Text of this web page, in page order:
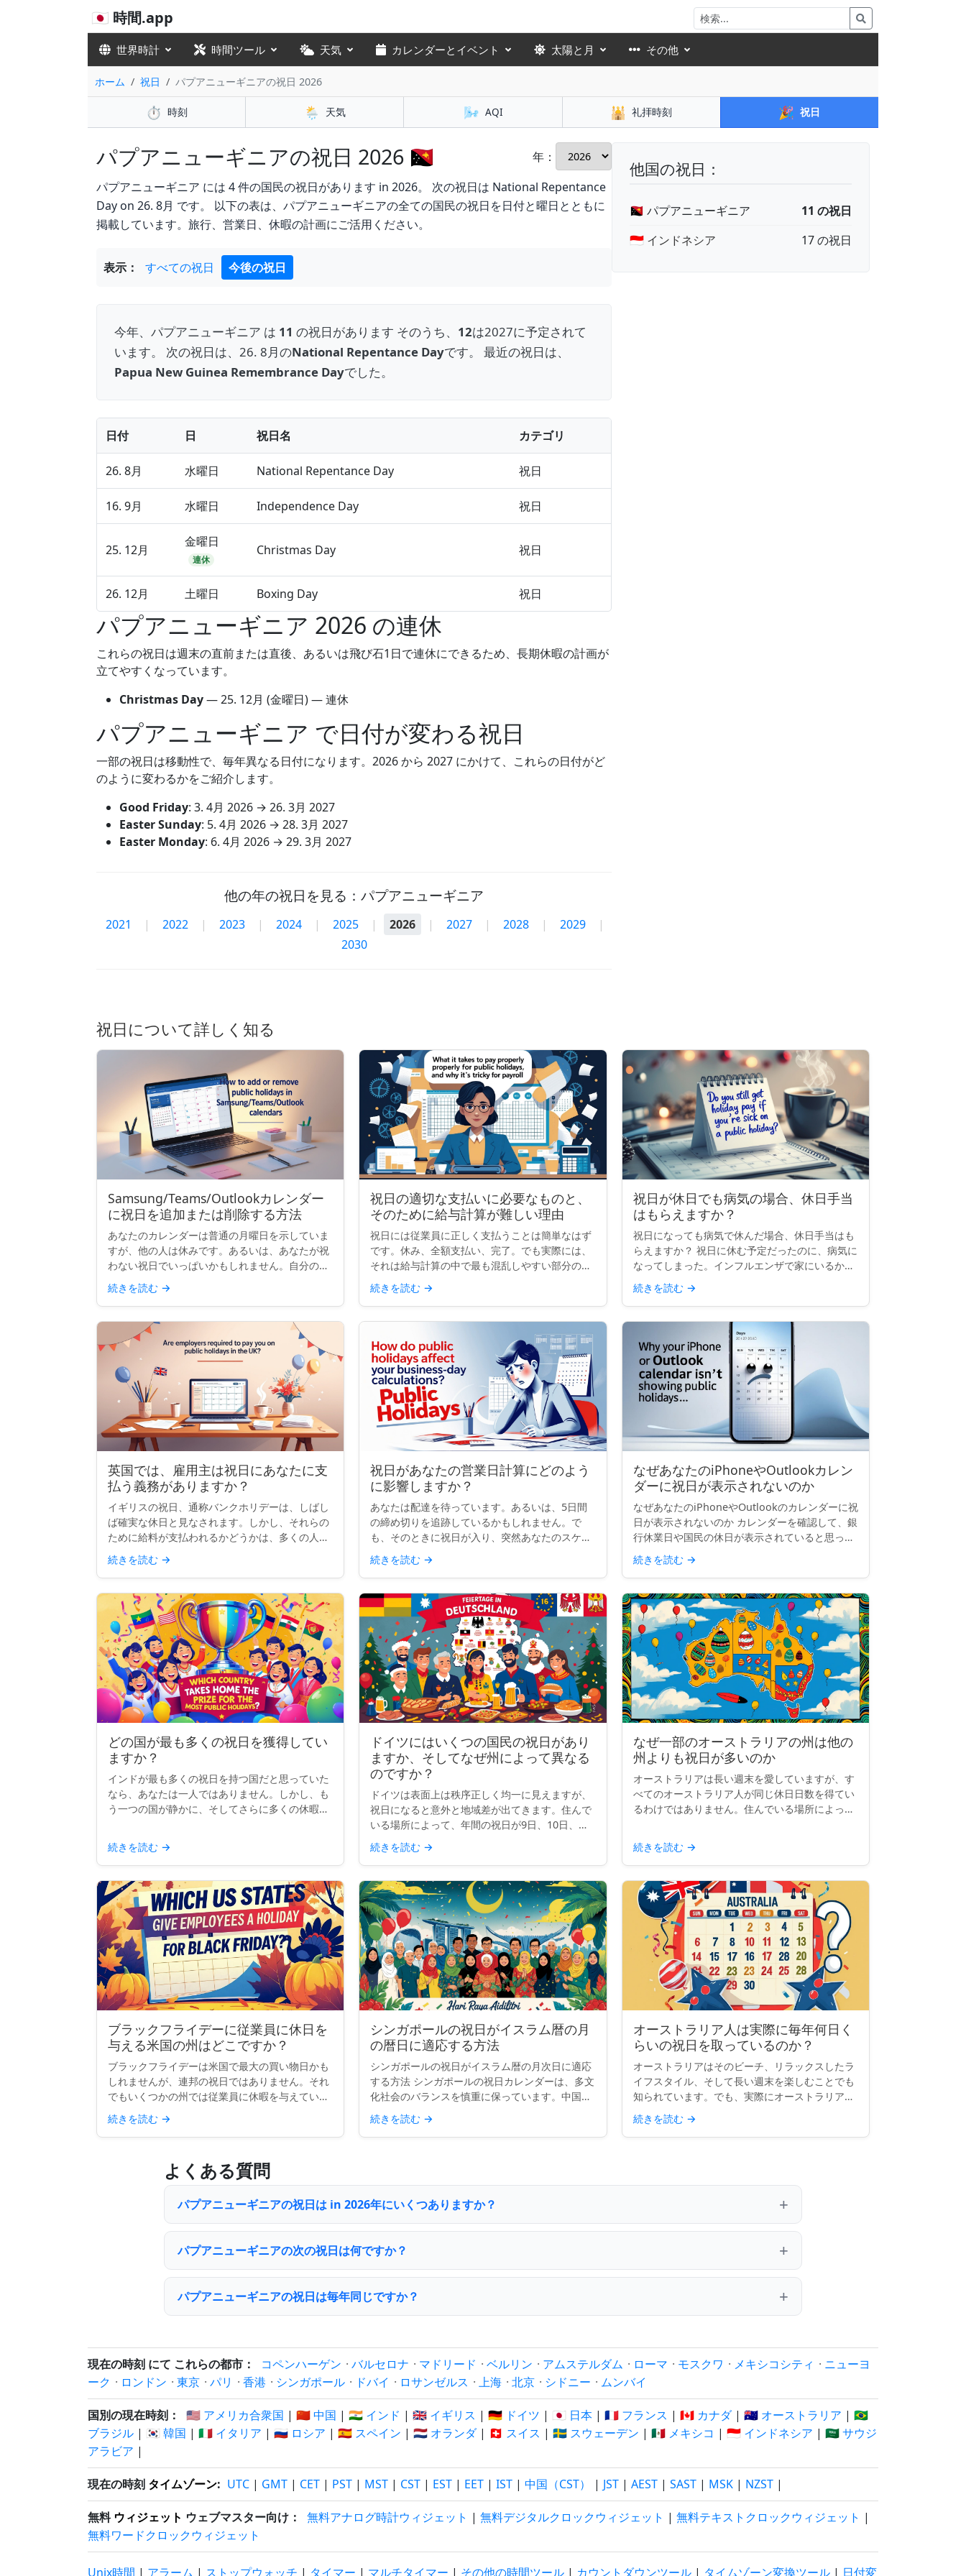
🇯🇵 時間.app
世界時計 時間ツール 天気 カレンダーとイベント 太陽と月 その他
ホーム 祝日 パプアニューギニアの祝日 2026
⏱️ 時刻 🌦️ 天気 🌬️ AQI 🕌 礼拝時刻 🎉 祝日
パプアニューギニアの祝日 2026 🇵🇬
年：
パプアニューギニア には 4 件の国民の祝日があります in 2026。 次の祝日は National Repentance
Day on 26. 8月 です。 以下の表は、パプアニューギニアの全ての国民の祝日を日付と曜日とともに
掲載しています。旅行、営業日、休暇の計画にご活用ください。
表示： すべての祝日 今後の祝日
今年、パプアニューギニア は 11 の祝日があります そのうち、 12は2027に予定されて
います。 次の祝日は、26. 8月のNational Repentance Dayです。 最近の祝日は、
Papua New Guinea Remembrance Dayでした。
日付 日 祝日名 カテゴリ
26. 8月 水曜日 National Repentance Day 祝日
16. 9月 水曜日 Independence Day 祝日
25. 12月
金曜日
連休
Christmas Day 祝日
26. 12月 土曜日 Boxing Day 祝日
パプアニューギニア 2026 の連休
これらの祝日は週末の直前または直後、あるいは飛び石1日で連休にできるため、長期休暇の計画が
立てやすくなっています。
Christmas Day—25. 12月 (金曜日) — 連休
パプアニューギニア で日付が変わる祝日
一部の祝日は移動性で、毎年異なる日付になります。2026 から 2027 にかけて、これらの日付がど
のように変わるかをご紹介します。
Good Friday: 3. 4月 2026 → 26. 3月 2027
Easter Sunday: 5. 4月 2026 → 28. 3月 2027
Easter Monday: 6. 4月 2026 → 29. 3月 2027
他の年の祝日を見る：パプアニューギニア
2021 | 2022 | 2023 | 2024 | 2025 | 2026 | 2027 | 2028 | 2029
|
2030
他国の祝日：
🇵🇬 パプアニューギニア
11 の祝日
🇮🇩 インドネシア
17 の祝日
祝日について詳しく知る
Samsung/Teams/Outlookカレンダー
に祝日を追加または削除する方法
あなたのカレンダーは普通の月曜日を示していま
すが、他の人は休みです。あるいは、あなたが祝
わない祝日でいっぱいかもしれません。自分の国
の祝日を追加したり、不要な祝日を整理したりす
る場合、多くの主要なカレンダーでは表示内容を
カスタマイズできます...
続きを読む →
祝日の適切な支払いに必要なものと、
そのために給与計算が難しい理由
祝日には従業員に正しく支払うことは簡単なはず
です。休み、全額支払い、完了。でも実際には、
それは給与計算の中で最も混乱しやすい部分の一
つです。契約、勤務時間、祝日ルールが異なる
と、単一の祝日でもコンプライアンスの頭痛の種
になり得ます。小規模な...
続きを読む →
祝日が休日でも病気の場合、休日手当
はもらえますか？
祝日になっても病気で休んだ場合、休日手当はも
らえますか？ 祝日に休む予定だったのに、病気に
なってしまった。インフルエンザで家にいるか、
病院にいるかもしれません。その祝日の給料はも
らえますか？これはよくある質問で、答えはあな
たの働いている場所...
続きを読む →
英国では、雇用主は祝日にあなたに支
払う義務がありますか？
イギリスの祝日、通称バンクホリデーは、しばし
ば確実な休日と見なされます。しかし、それらの
ために給料が支払われるかどうかは、多くの人が
思うほど明確ではありません。実際には、支払わ
れるかどうか、または休みがもらえるかどうか
は、完全にあなたの契約...
続きを読む →
祝日があなたの営業日計算にどのよう
に影響しますか？
あなたは配達を待っています。あるいは、5日間
の締め切りを追跡しているかもしれません。で
も、そのときに祝日が入り、突然あなたのスケジ
ュールが曖昧になります。その日もカウントされ
るのでしょうか？ビジネス日数の計算をすると
き、祝日はあなたが思って...
続きを読む →
なぜあなたのiPhoneやOutlookカレン
ダーに祝日が表示されないのか
なぜあなたのiPhoneやOutlookのカレンダーに祝
日が表示されないのか カレンダーを確認して、銀
行休業日や国民の休日が表示されていると思った
ら、空白になっていることがあります。「イース
ター・マンデー」も、「労働者の日」も、「独立
記念日...
続きを読む →
どの国が最も多くの祝日を獲得してい
ますか？
インドが最も多くの祝日を持つ国だと思っていた
なら、あなたは一人ではありません。しかし、も
う一つの国が静かに、そしてさらに多くの休暇を
民的行事が混ざり合ったネパールは、現在、世界
で最も多くの祝日を持...
続きを読む →
ドイツにはいくつの国民の祝日があり
ますか、そしてなぜ州によって異なる
のですか？
ドイツは表面上は秩序正しく均一に見えますが、
祝日になると意外と地域差が出てきます。住んで
いる場所によって、年間の祝日が9日、10日、ま
たは13日になることもあります。なぜでしょう
か？ クイックインサイト： ドイツには全国共通
の祝日が9日あり...
続きを読む →
なぜ一部のオーストラリアの州は他の
州よりも祝日が多いのか
オーストラリアは長い週末を愛していますが、す
べてのオーストラリア人が同じ休日日数を得てい
るわけではありません。住んでいる場所によっ
こともあります。では、何が起こっているのでし
ょうか？なぜ一部の...
続きを読む →
ブラックフライデーに従業員に休日を
与える米国の州はどこですか？
ブラックフライデーは米国で最大の買い物日かも
しれませんが、連邦の祝日ではありません。それ
でもいくつかの州では従業員に休暇を与えていま
す。伝統、リテールの狂乱、または感謝祭の延長
などの理由で、少なくとも公務員にとってブラッ
クフライデーを公式な...
続きを読む →
シンガポールの祝日がイスラム暦の月
の暦日に適応する方法
シンガポールの祝日がイスラム暦の月次日に適応
する方法 シンガポールの祝日カレンダーは、多文
化社会のバランスを慎重に保っています。中国
系、マレー系、インド系、西洋の伝統からの主要
な祝祭を含み、国の多様性を反映しています。し
かし、2つの祝日—ハ...
続きを読む →
オーストラリア人は実際に毎年何日く
らいの祝日を取っているのか？
オーストラリアはそのビーチ、リラックスしたラ
イフスタイル、そして長い週末を楽しむことでも
知られています。でも、実際にオーストラリア人
が祝日のおかげで何日休めるのかはどうでしょう
か？単純な質問のように思えますが、答えは思っ
ているほど明確ではあ...
続きを読む →
よくある質問
パプアニューギニアの祝日は in 2026年にいくつありますか？
パプアニューギニアの次の祝日は何ですか？
パプアニューギニアの祝日は毎年同じですか？
現在の時刻 にて これらの都市： コペンハーゲン · バルセロナ · マドリード · ベルリン · アムステルダム · ローマ · モスクワ · メキシコシティ · ニューヨ
ーク · ロンドン · 東京 · パリ · 香港 · シンガポール · ドバイ · ロサンゼルス · 上海 · 北京 · シドニー · ムンバイ
国別の現在時刻： 🇺🇸 アメリカ合衆国 | 🇨🇳 中国 | 🇮🇳 インド | 🇬🇧 イギリス | 🇩🇪 ドイツ | 🇯🇵 日本 | 🇫🇷 フランス | 🇨🇦 カナダ| 🇦🇺 オーストラリア | 🇧🇷
ブラジル | 🇰🇷 韓国 | 🇮🇹 イタリア | 🇷🇺 ロシア | 🇪🇸 スペイン | 🇳🇱 オランダ| 🇨🇭 スイス | 🇸🇪 スウェーデン | 🇲🇽 メキシコ | 🇮🇩 インドネシア | 🇸🇦 サウジ
アラビア |
現在の時刻 タイムゾーン: UTC | GMT | CET | PST | MST | CST | EST | EET | IST | 中国（CST） | JST | AEST | SAST | MSK | NZST |
無料 ウィジェット ウェブマスター向け： 無料アナログ時計ウィジェット | 無料デジタルクロックウィジェット | 無料テキストクロックウィジェット |
無料ワードクロックウィジェット
Unix時間 | アラーム | ストップウォッチ | タイマー | マルチタイマー | その他の時間ツール | カウントダウンツール | タイムゾーン変換ツール | 日付変